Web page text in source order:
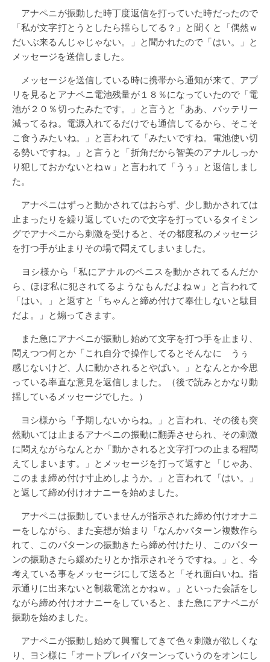
アナペニが振動した時丁度返信を打っていた時だったので
「私が文字打とうとしたら揺らしてる？」と聞くと「偶然ｗ
だいぶ来るんじゃじゃない。」と聞かれたので「はい。」と
メッセージを送信しました。
メッセージを送信している時に携帯から通知が来て、アプ
リを見るとアナペニ電池残量が１８％になっていたので「電
池が２０％切ったみたです。」と言うと「ああ、バッテリー
減ってるね。電源入れてるだけでも通信してるから、そこそ
こ食うみたいね。」と言われて「みたいですね。電池使い切
る勢いですね。」と言うと「折角だから智美のアナルしっか
り犯しておかないとねｗ」と言われて「うぅ」と返信しまし
た。
アナペニはずっと動かされてはおらず、少し動かされては
止まったりを繰り返していたので文字を打っているタイミン
グでアナペニから刺激を受けると、その都度私のメッセージ
を打つ手が止まりその場で悶えてしまいました。
ヨシ様から「私にアナルのペニスを動かされてるんだか
ら、ほぼ私に犯されてるようなもんだよねｗ」と言われて
「はい。」と返すと「ちゃんと締め付けて奉仕しないと駄目
だよ。」と煽ってきます。
また急にアナペニが振動し始めて文字を打つ手を止まり、
悶えつつ何とか「これ自分で操作してるとそんなに うぅ
感じないけど、人に動かされるとやばい。」となんとか今思
っている率直な意見を返信しました。（後で読みとかなり動
揺しているメッセージでした。）
ヨシ様から「予期しないからね。」と言われ、その後も突
然動いては止まるアナペニの振動に翻弄させられ、その刺激
に悶えながらなんとか「動かされると文字打つの止まる程悶
えてしまいます。」とメッセージを打って返すと「じゃあ、
このまま締め付け寸止めしようか。」と言われて「はい。」
と返して締め付けオナニーを始めました。
アナペニは振動していませんが指示された締め付けオナニ
ーをしながら、また妄想が始まり「なんかパターン複数作ら
れて、このパターンの振動きたら締め付けたり、このパター
ンの振動きたら緩めたりとか指示されそうですね。」と、今
考えている事をメッセージにして送ると「それ面白いね。指
示通りに出来ないと制裁電流とかねｗ。」といった会話をし
ながら締め付けオナニーをしていると、また急にアナペニが
振動を始めました。
アナペニが振動し始めて興奮してきて色々刺激が欲しくな
り、ヨシ様に「オートプレイパターンっていうのをオンにし